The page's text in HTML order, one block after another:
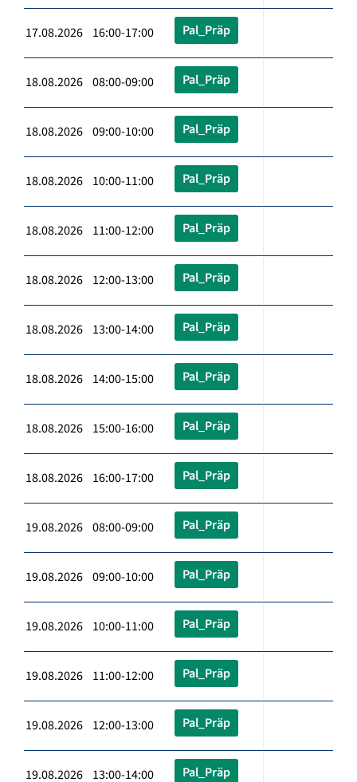
17.08.2026 16:00-17:00 Pal_Präp
18.08.2026 08:00-09:00 Pal_Präp
18.08.2026 09:00-10:00 Pal_Präp
18.08.2026 10:00-11:00 Pal_Präp
18.08.2026 11:00-12:00 Pal_Präp
18.08.2026 12:00-13:00 Pal_Präp
18.08.2026 13:00-14:00 Pal_Präp
18.08.2026 14:00-15:00 Pal_Präp
18.08.2026 15:00-16:00 Pal_Präp
18.08.2026 16:00-17:00 Pal_Präp
19.08.2026 08:00-09:00 Pal_Präp
19.08.2026 09:00-10:00 Pal_Präp
19.08.2026 10:00-11:00 Pal_Präp
19.08.2026 11:00-12:00 Pal_Präp
19.08.2026 12:00-13:00 Pal_Präp
19.08.2026 13:00-14:00 Pal_Präp